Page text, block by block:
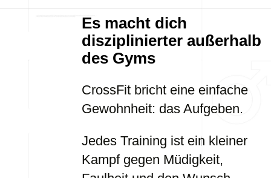
Es macht dich
disziplinierter außerhalb
des Gyms
CrossFit bricht eine einfache
Gewohnheit: das Aufgeben.
Jedes Training ist ein kleiner
Kampf gegen Müdigkeit,